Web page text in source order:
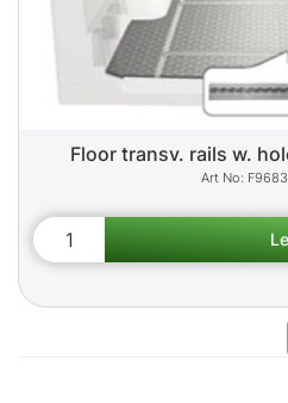
Floor transv. rails w.